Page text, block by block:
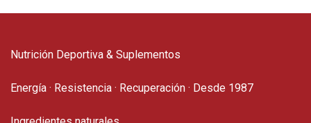
Nutrición Deportiva & Suplementos
Energía · Resistencia · Recuperación · Desde 1987